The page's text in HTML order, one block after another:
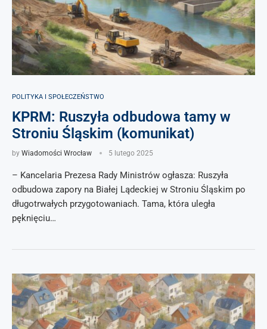
POLITYKA I SPOŁECZEŃSTWO
KPRM: Ruszyła odbudowa tamy w
Stroniu Śląskim (komunikat)
by Wiadomości Wrocław 5 lutego 2025
– Kancelaria Prezesa Rady Ministrów ogłasza: Ruszyła
odbudowa zapory na Białej Lądeckiej w Stroniu Śląskim po
długotrwałych przygotowaniach. Tama, która uległa
pęknięciu…